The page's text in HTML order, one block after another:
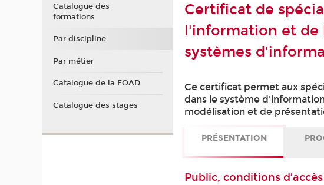
Certificat de
l'information et de
systèmes
Ce certificat permet aux
dans le système
modélisation et de
PRÉSENTATION
Public, conditions
Catalogue des
formations
Par discipline
Par métier
Catalogue de la FOAD
Catalogue des stages